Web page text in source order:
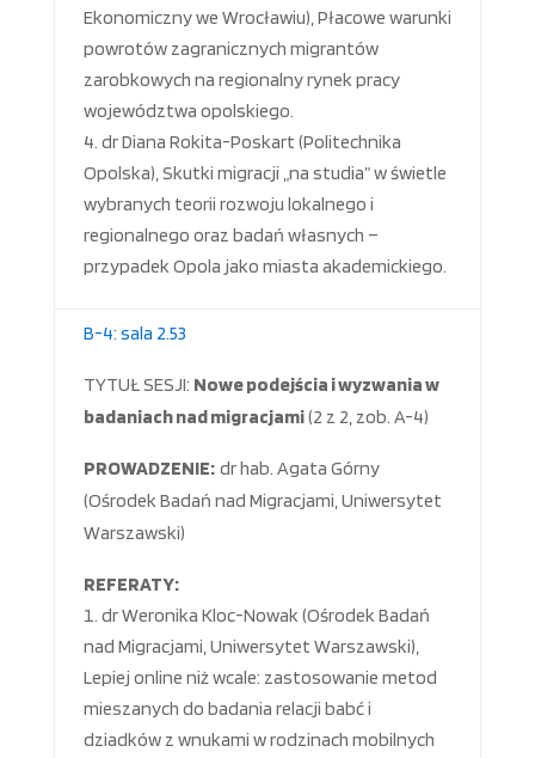
Ekonomiczny we Wrocławiu), Płacowe warunki
powrotów zagranicznych migrantów
zarobkowych na regionalny rynek pracy
województwa opolskiego.
dr Diana Rokita-Poskart (Politechnika
Opolska), Skutki migracji „na studia” w świetle
wybranych teorii rozwoju lokalnego i
regionalnego oraz badań własnych –
przypadek Opola jako miasta akademickiego.
B-4: sala 2.53
TYTUŁ SESJI: Nowe podejścia i wyzwania w
badaniach nad migracjami(2 z 2, zob. A-4)
PROWADZENIE: dr hab. Agata Górny
(Ośrodek Badań nad Migracjami, Uniwersytet
Warszawski)
REFERATY:
dr Weronika Kloc-Nowak (Ośrodek Badań
nad Migracjami, Uniwersytet Warszawski),
Lepiej online niż wcale: zastosowanie metod
mieszanych do badania relacji babć i
dziadków z wnukami w rodzinach mobilnych